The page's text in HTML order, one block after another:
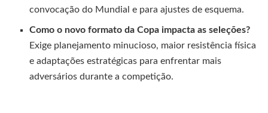
convocação do Mundial e para ajustes de esquema.
Como o novo formato da Copa impacta as seleções?
Exige planejamento minucioso, maior resistência física
e adaptações estratégicas para enfrentar mais
adversários durante a competição.